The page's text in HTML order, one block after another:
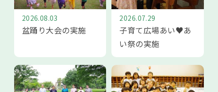
2026.08.03
盆踊り大会の実施
2026.07.29
子育て広場あい♥あ
い祭の実施